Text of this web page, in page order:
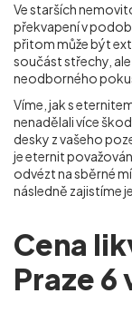
Ve starších
překvapení v
přitom může být
součást střechy,
neodborného
Víme, jak s
nenadělali více
desky z vašeho
je eternit
odvézt na sběrné
následně zajistíme
Cena
Praze 6